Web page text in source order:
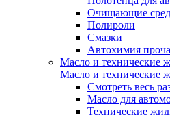
Очищающие
Полироли
Смазки
Автохимия
Масло и технические
Масло и технические
Смотреть весь
Масло для
Технические